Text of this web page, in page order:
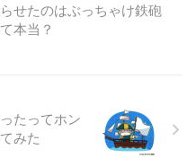
せたのはぶっちゃけ鉄砲
本当？
たってホン
みた